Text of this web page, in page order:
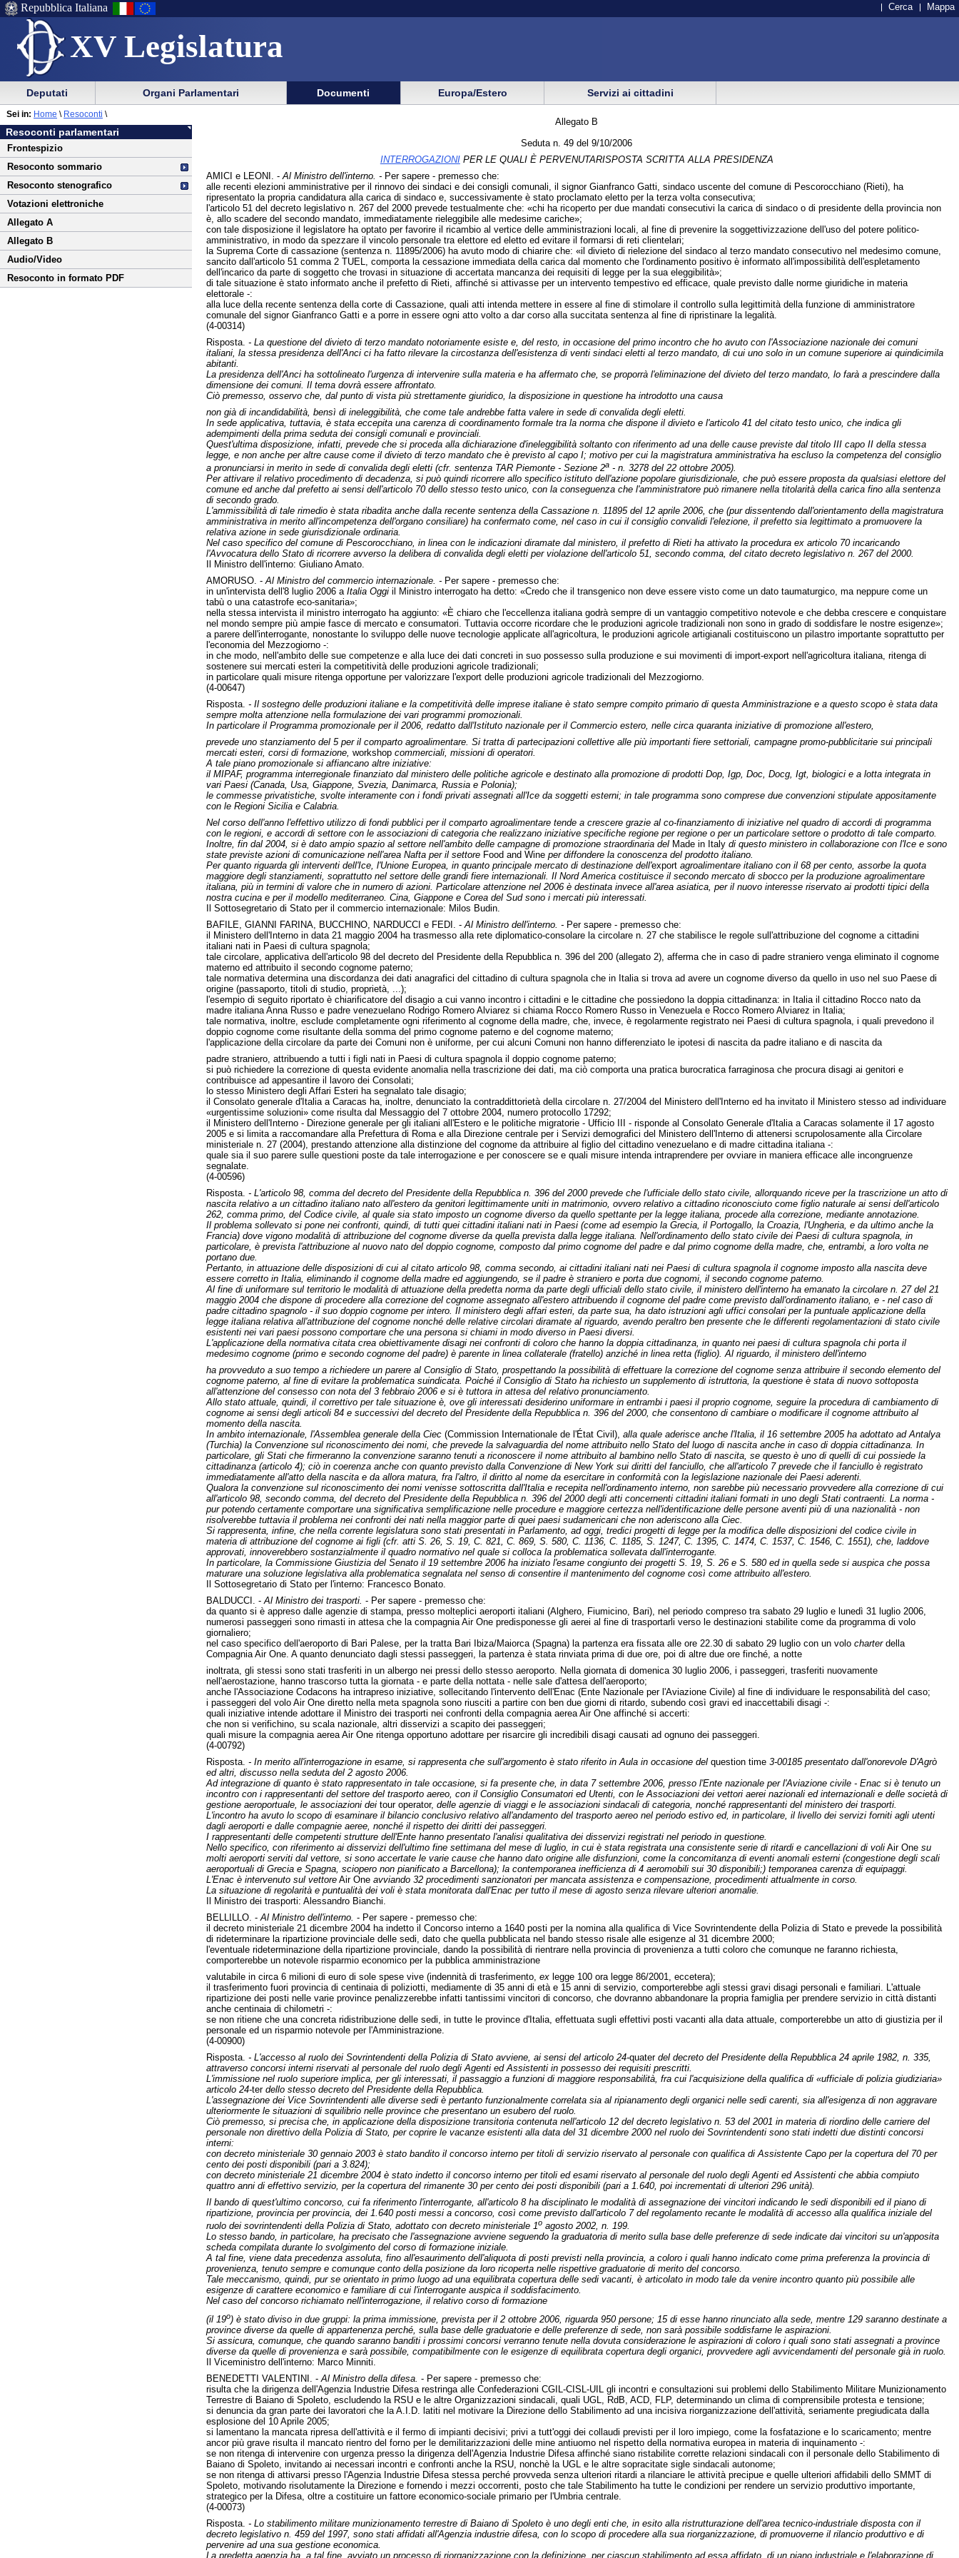
XV Legislatura
Menu
di
ausilio
alla
navigazione
Menu
di
navigazione
principale
Repubblica Italiana Cerca Mappa
Menu
di
navigazione
principale
menu
di
sezione
Deputati Organi Parlamentari Documenti Europa/Estero Servizi ai cittadini
Vai
al
contenuto
Resoconti parlamentari
Frontespizio
Resoconto sommario
Resoconto stenografico
Votazioni elettroniche
Allegato A
Allegato B
Audio/Video
Resoconto in formato PDF
Sei in: Home \ Resoconti \
Allegato B
Seduta n. 49 del 9/10/2006
INTERROGAZIONIPER LE QUALI È PERVENUTARISPOSTA SCRITTA ALLA PRESIDENZA
AMICI e LEONI. - Al Ministro dell'interno. -Per sapere - premesso che:
alle recenti elezioni amministrative per il rinnovo dei sindaci e dei consigli comunali, il signor Gianfranco Gatti, sindaco uscente del comune di Pescorocchiano (Rieti), ha
ripresentato la propria candidatura alla carica di sindaco e, successivamente è stato proclamato eletto per la terza volta consecutiva;
l'articolo 51 del decreto legislativo n. 267 del 2000 prevede testualmente che: «chi ha ricoperto per due mandati consecutivi la carica di sindaco o di presidente della provincia non
è, allo scadere del secondo mandato, immediatamente rieleggibile alle medesime cariche»;
con tale disposizione il legislatore ha optato per favorire il ricambio al vertice delle amministrazioni locali, al fine di prevenire la soggettivizzazione dell'uso del potere politico-
amministrativo, in modo da spezzare il vincolo personale tra elettore ed eletto ed evitare il formarsi di reti clientelari;
la Suprema Corte di cassazione (sentenza n. 11895/2006) ha avuto modo di chiarire che: «il divieto di rielezione del sindaco al terzo mandato consecutivo nel medesimo comune,
sancito dall'articolo 51 comma 2 TUEL, comporta la cessazione immediata della carica dal momento che l'ordinamento positivo è informato all'impossibilità dell'espletamento
dell'incarico da parte di soggetto che trovasi in situazione di accertata mancanza dei requisiti di legge per la sua eleggibilità»;
di tale situazione è stato informato anche il prefetto di Rieti, affinché si attivasse per un intervento tempestivo ed efficace, quale previsto dalle norme giuridiche in materia
elettorale -:
alla luce della recente sentenza della corte di Cassazione, quali atti intenda mettere in essere al fine di stimolare il controllo sulla legittimità della funzione di amministratore
comunale del signor Gianfranco Gatti e a porre in essere ogni atto volto a dar corso alla succitata sentenza al fine di ripristinare la legalità.
(4-00314)
Risposta. - La questione del divieto di terzo mandato notoriamente esiste e, del resto, in occasione del primo incontro che ho avuto con l'Associazione nazionale dei comuni
italiani, la stessa presidenza dell'Anci ci ha fatto rilevare la circostanza dell'esistenza di venti sindaci eletti al terzo mandato, di cui uno solo in un comune superiore ai quindicimila
abitanti.
La presidenza dell'Anci ha sottolineato l'urgenza di intervenire sulla materia e ha affermato che, se proporrà l'eliminazione del divieto del terzo mandato, lo farà a prescindere dalla
dimensione dei comuni. Il tema dovrà essere affrontato.
Ciò premesso, osservo che, dal punto di vista più strettamente giuridico, la disposizione in questione ha introdotto una causa
non già di incandidabilità, bensì di ineleggibilità, che come tale andrebbe fatta valere in sede di convalida degli eletti.
In sede applicativa, tuttavia, è stata eccepita una carenza di coordinamento formale tra la norma che dispone il divieto e l'articolo 41 del citato testo unico, che indica gli
adempimenti della prima seduta dei consigli comunali e provinciali.
Quest'ultima disposizione, infatti, prevede che si proceda alla dichiarazione d'ineleggibilità soltanto con riferimento ad una delle cause previste dal titolo III capo II della stessa
legge, e non anche per altre cause come il divieto di terzo mandato che è previsto al capo I; motivo per cui la magistratura amministrativa ha escluso la competenza del consiglio
a pronunciarsi in merito in sede di convalida degli eletti (cfr. sentenza TAR Piemonte - Sezione 2a- n. 3278 del 22 ottobre 2005).
Per attivare il relativo procedimento di decadenza, si può quindi ricorrere allo specifico istituto dell'azione popolare giurisdizionale, che può essere proposta da qualsiasi elettore del
comune ed anche dal prefetto ai sensi dell'articolo 70 dello stesso testo unico, con la conseguenza che l'amministratore può rimanere nella titolarità della carica fino alla sentenza
di secondo grado.
L'ammissibilità di tale rimedio è stata ribadita anche dalla recente sentenza della Cassazione n. 11895 del 12 aprile 2006, che (pur dissentendo dall'orientamento della magistratura
amministrativa in merito all'incompetenza dell'organo consiliare) ha confermato come, nel caso in cui il consiglio convalidi l'elezione, il prefetto sia legittimato a promuovere la
relativa azione in sede giurisdizionale ordinaria.
Nel caso specifico del comune di Pescorocchiano, in linea con le indicazioni diramate dal ministero, il prefetto di Rieti ha attivato la procedura ex articolo 70 incaricando
l'Avvocatura dello Stato di ricorrere avverso la delibera di convalida degli eletti per violazione dell'articolo 51, secondo comma, del citato decreto legislativo n. 267 del 2000.
Il Ministro dell'interno: Giuliano Amato.
AMORUSO. - Al Ministro del commercio internazionale. -Per sapere - premesso che:
in un'intervista dell'8 luglio 2006 a Italia Oggiil Ministro interrogato ha detto: «Credo che il transgenico non deve essere visto come un dato taumaturgico, ma neppure come un
tabù o una catastrofe eco-sanitaria»;
nella stessa intervista il ministro interrogato ha aggiunto: «È chiaro che l'eccellenza italiana godrà sempre di un vantaggio competitivo notevole e che debba crescere e conquistare
nel mondo sempre più ampie fasce di mercato e consumatori. Tuttavia occorre ricordare che le produzioni agricole tradizionali non sono in grado di soddisfare le nostre esigenze»;
a parere dell'interrogante, nonostante lo sviluppo delle nuove tecnologie applicate all'agricoltura, le produzioni agricole artigianali costituiscono un pilastro importante soprattutto per
l'economia del Mezzogiorno -:
in che modo, nell'ambito delle sue competenze e alla luce dei dati concreti in suo possesso sulla produzione e sui movimenti di import-export nell'agricoltura italiana, ritenga di
sostenere sui mercati esteri la competitività delle produzioni agricole tradizionali;
in particolare quali misure ritenga opportune per valorizzare l'export delle produzioni agricole tradizionali del Mezzogiorno.
(4-00647)
Risposta. - Il sostegno delle produzioni italiane e la competitività delle imprese italiane è stato sempre compito primario di questa Amministrazione e a questo scopo è stata data
sempre molta attenzione nella formulazione dei vari programmi promozionali.
In particolare il Programma promozionale per il 2006, redatto dall'Istituto nazionale per il Commercio estero, nelle circa quaranta iniziative di promozione all'estero,
prevede uno stanziamento del 5 per il comparto agroalimentare. Si tratta di partecipazioni collettive alle più importanti fiere settoriali, campagne promo-pubblicitarie sui principali
mercati esteri, corsi di formazione, workshop commerciali, missioni di operatori.
A tale piano promozionale si affiancano altre iniziative:
il MIPAF, programma interregionale finanziato dal ministero delle politiche agricole e destinato alla promozione di prodotti Dop, Igp, Doc, Docg, Igt, biologici e a lotta integrata in
vari Paesi (Canada, Usa, Giappone, Svezia, Danimarca, Russia e Polonia);
le commesse privatistiche, svolte interamente con i fondi privati assegnati all'Ice da soggetti esterni; in tale programma sono comprese due convenzioni stipulate appositamente
con le Regioni Sicilia e Calabria.
Nel corso dell'anno l'effettivo utilizzo di fondi pubblici per il comparto agroalimentare tende a crescere grazie al co-finanziamento di iniziative nel quadro di accordi di programma
con le regioni, e accordi di settore con le associazioni di categoria che realizzano iniziative specifiche regione per regione o per un particolare settore o prodotto di tale comparto.
Inoltre, fin dal 2004, si è dato ampio spazio al settore nell'ambito delle campagne di promozione straordinaria delMade in Italy di questo ministero in collaborazione con l'Ice e sono
state previste azioni di comunicazione nell'area Nafta per il settoreFood and Wine per diffondere la conoscenza del prodotto italiano.
Per quanto riguarda gli interventi dell'Ice, l'Unione Europea, in quanto principale mercato di destinazione dell'export agroalimentare italiano con il 68 per cento, assorbe la quota
maggiore degli stanziamenti, soprattutto nel settore delle grandi fiere internazionali. Il Nord America costituisce il secondo mercato di sbocco per la produzione agroalimentare
italiana, più in termini di valore che in numero di azioni. Particolare attenzione nel 2006 è destinata invece all'area asiatica, per il nuovo interesse riservato ai prodotti tipici della
nostra cucina e per il modello mediterraneo. Cina, Giappone e Corea del Sud sono i mercati più interessati.
Il Sottosegretario di Stato per il commercio internazionale: Milos Budin.
BAFILE, GIANNI FARINA, BUCCHINO, NARDUCCI e FEDI. - Al Ministro dell'interno. -Per sapere - premesso che:
il Ministero dell'Interno in data 21 maggio 2004 ha trasmesso alla rete diplomatico-consolare la circolare n. 27 che stabilisce le regole sull'attribuzione del cognome a cittadini
italiani nati in Paesi di cultura spagnola;
tale circolare, applicativa dell'articolo 98 del decreto del Presidente della Repubblica n. 396 del 200 (allegato 2), afferma che in caso di padre straniero venga eliminato il cognome
materno ed attribuito il secondo cognome paterno;
tale normativa determina una discordanza dei dati anagrafici del cittadino di cultura spagnola che in Italia si trova ad avere un cognome diverso da quello in uso nel suo Paese di
origine (passaporto, titoli di studio, proprietà, ...);
l'esempio di seguito riportato è chiarificatore del disagio a cui vanno incontro i cittadini e le cittadine che possiedono la doppia cittadinanza: in Italia il cittadino Rocco nato da
madre italiana Anna Russo e padre venezuelano Rodrigo Romero Alviarez si chiama Rocco Romero Russo in Venezuela e Rocco Romero Alviarez in Italia;
tale normativa, inoltre, esclude completamente ogni riferimento al cognome della madre, che, invece, è regolarmente registrato nei Paesi di cultura spagnola, i quali prevedono il
doppio cognome come risultante della somma del primo cognome paterno e del cognome materno;
l'applicazione della circolare da parte dei Comuni non è uniforme, per cui alcuni Comuni non hanno differenziato le ipotesi di nascita da padre italiano e di nascita da
padre straniero, attribuendo a tutti i figli nati in Paesi di cultura spagnola il doppio cognome paterno;
si può richiedere la correzione di questa evidente anomalia nella trascrizione dei dati, ma ciò comporta una pratica burocratica farraginosa che procura disagi ai genitori e
contribuisce ad appesantire il lavoro dei Consolati;
lo stesso Ministero degli Affari Esteri ha segnalato tale disagio;
il Consolato generale d'Italia a Caracas ha, inoltre, denunciato la contraddittorietà della circolare n. 27/2004 del Ministero dell'Interno ed ha invitato il Ministero stesso ad individuare
«urgentissime soluzioni» come risulta dal Messaggio del 7 ottobre 2004, numero protocollo 17292;
il Ministero dell'Interno - Direzione generale per gli italiani all'Estero e le politiche migratorie - Ufficio III - risponde al Consolato Generale d'Italia a Caracas solamente il 17 agosto
2005 e si limita a raccomandare alla Prefettura di Roma e alla Direzione centrale per i Servizi demografici del Ministero dell'Interno di attenersi scrupolosamente alla Circolare
ministeriale n. 27 (2004), prestando attenzione alla distinzione del cognome da attribuire al figlio del cittadino venezuelano e di madre cittadina italiana -:
quale sia il suo parere sulle questioni poste da tale interrogazione e per conoscere se e quali misure intenda intraprendere per ovviare in maniera efficace alle incongruenze
segnalate.
(4-00596)
Risposta. - L'articolo 98, comma del decreto del Presidente della Repubblica n. 396 del 2000 prevede che l'ufficiale dello stato civile, allorquando riceve per la trascrizione un atto di
nascita relativo a un cittadino italiano nato all'estero da genitori legittimamente uniti in matrimonio, ovvero relativo a cittadino riconosciuto come figlio naturale ai sensi dell'articolo
262, comma primo, del Codice civile, al quale sia stato imposto un cognome diverso da quello spettante per la legge italiana, procede alla correzione, mediante annotazione.
Il problema sollevato si pone nei confronti, quindi, di tutti quei cittadini italiani nati in Paesi (come ad esempio la Grecia, il Portogallo, la Croazia, l'Ungheria, e da ultimo anche la
Francia) dove vigono modalità di attribuzione del cognome diverse da quella prevista dalla legge italiana. Nell'ordinamento dello stato civile dei Paesi di cultura spagnola, in
particolare, è prevista l'attribuzione al nuovo nato del doppio cognome, composto dal primo cognome del padre e dal primo cognome della madre, che, entrambi, a loro volta ne
portano due.
Pertanto, in attuazione delle disposizioni di cui al citato articolo 98, comma secondo, ai cittadini italiani nati nei Paesi di cultura spagnola il cognome imposto alla nascita deve
essere corretto in Italia, eliminando il cognome della madre ed aggiungendo, se il padre è straniero e porta due cognomi, il secondo cognome paterno.
Al fine di uniformare sul territorio le modalità di attuazione della predetta norma da parte degli ufficiali dello stato civile, il ministero dell'interno ha emanato la circolare n. 27 del 21
maggio 2004 che dispone di procedere alla correzione del cognome assegnato all'estero attribuendo il cognome del padre come previsto dall'ordinamento italiano, e - nel caso di
padre cittadino spagnolo - il suo doppio cognome per intero. Il ministero degli affari esteri, da parte sua, ha dato istruzioni agli uffici consolari per la puntuale applicazione della
legge italiana relativa all'attribuzione del cognome nonché delle relative circolari diramate al riguardo, avendo peraltro ben presente che le differenti regolamentazioni di stato civile
esistenti nei vari paesi possono comportare che una persona si chiami in modo diverso in Paesi diversi.
L'applicazione della normativa citata crea obiettivamente disagi nei confronti di coloro che hanno la doppia cittadinanza, in quanto nei paesi di cultura spagnola chi porta il
medesimo cognome (primo e secondo cognome del padre) è parente in linea collaterale (fratello) anziché in linea retta (figlio). Al riguardo, il ministero dell'interno
ha provveduto a suo tempo a richiedere un parere al Consiglio di Stato, prospettando la possibilità di effettuare la correzione del cognome senza attribuire il secondo elemento del
cognome paterno, al fine di evitare la problematica suindicata. Poiché il Consiglio di Stato ha richiesto un supplemento di istruttoria, la questione è stata di nuovo sottoposta
all'attenzione del consesso con nota del 3 febbraio 2006 e si è tuttora in attesa del relativo pronunciamento.
Allo stato attuale, quindi, il correttivo per tale situazione è, ove gli interessati desiderino uniformare in entrambi i paesi il proprio cognome, seguire la procedura di cambiamento di
cognome ai sensi degli articoli 84 e successivi del decreto del Presidente della Repubblica n. 396 del 2000, che consentono di cambiare o modificare il cognome attribuito al
momento della nascita.
In ambito internazionale, l'Assemblea generale della Ciec(Commission Internationale de l'État Civil), alla quale aderisce anche l'Italia, il 16 settembre 2005 ha adottato ad Antalya
(Turchia) la Convenzione sul riconoscimento dei nomi, che prevede la salvaguardia del nome attribuito nello Stato del luogo di nascita anche in caso di doppia cittadinanza. In
particolare, gli Stati che firmeranno la convenzione saranno tenuti a riconoscere il nome attribuito al bambino nello Stato di nascita, se questo è uno di quelli di cui possiede la
cittadinanza (articolo 4); ciò in coerenza anche con quanto previsto dalla Convenzione di New York sui diritti del fanciullo, che all'articolo 7 prevede che il fanciullo è registrato
immediatamente all'atto della nascita e da allora matura, fra l'altro, il diritto al nome da esercitare in conformità con la legislazione nazionale dei Paesi aderenti.
Qualora la convenzione sul riconoscimento dei nomi venisse sottoscritta dall'Italia e recepita nell'ordinamento interno, non sarebbe più necessario provvedere alla correzione di cui
all'articolo 98, secondo comma, del decreto del Presidente della Repubblica n. 396 del 2000 degli atti concernenti cittadini italiani formati in uno degli Stati contraenti. La norma -
pur potendo certamente comportare una significativa semplificazione nelle procedure e maggiore certezza nell'identificazione delle persone aventi più di una nazionalità - non
risolverebbe tuttavia il problema nei confronti dei nati nella maggior parte di quei paesi sudamericani che non aderiscono alla Ciec.
Si rappresenta, infine, che nella corrente legislatura sono stati presentati in Parlamento, ad oggi, tredici progetti di legge per la modifica delle disposizioni del codice civile in
materia di attribuzione del cognome ai figli (cfr. atti S. 26, S. 19, C. 821, C. 869, S. 580, C. 1136, C. 1185, S. 1247, C. 1395, C. 1474, C. 1537, C. 1546, C. 1551), che, laddove
approvati, innoverebbero sostanzialmente il quadro normativo nel quale si colloca la problematica sollevata dall'interrogante.
In particolare, la Commissione Giustizia del Senato il 19 settembre 2006 ha iniziato l'esame congiunto dei progetti S. 19, S. 26 e S. 580 ed in quella sede si auspica che possa
maturare una soluzione legislativa alla problematica segnalata nel senso di consentire il mantenimento del cognome così come attribuito all'estero.
Il Sottosegretario di Stato per l'interno: Francesco Bonato.
BALDUCCI. - Al Ministro dei trasporti. - Per sapere - premesso che:
da quanto si è appreso dalle agenzie di stampa, presso molteplici aeroporti italiani (Alghero, Fiumicino, Bari), nel periodo compreso tra sabato 29 luglio e lunedì 31 luglio 2006,
numerosi passeggeri sono rimasti in attesa che la compagnia Air One predisponesse gli aerei al fine di trasportarli verso le destinazioni stabilite come da programma di volo
giornaliero;
nel caso specifico dell'aeroporto di Bari Palese, per la tratta Bari Ibiza/Maiorca (Spagna) la partenza era fissata alle ore 22.30 di sabato 29 luglio con un volo charterdella
Compagnia Air One. A quanto denunciato dagli stessi passeggeri, la partenza è stata rinviata prima di due ore, poi di altre due ore finché, a notte
inoltrata, gli stessi sono stati trasferiti in un albergo nei pressi dello stesso aeroporto. Nella giornata di domenica 30 luglio 2006, i passeggeri, trasferiti nuovamente
nell'aerostazione, hanno trascorso tutta la giornata - e parte della nottata - nelle sale d'attesa dell'aeroporto;
anche l'Associazione Codacons ha intrapreso iniziative, sollecitando l'intervento dell'Enac (Ente Nazionale per l'Aviazione Civile) al fine di individuare le responsabilità del caso;
i passeggeri del volo Air One diretto nella meta spagnola sono riusciti a partire con ben due giorni di ritardo, subendo così gravi ed inaccettabili disagi -:
quali iniziative intende adottare il Ministro dei trasporti nei confronti della compagnia aerea Air One affinché si accerti:
che non si verifichino, su scala nazionale, altri disservizi a scapito dei passeggeri;
quali misure la compagnia aerea Air One ritenga opportuno adottare per risarcire gli incredibili disagi causati ad ognuno dei passeggeri.
(4-00792)
Risposta. - In merito all'interrogazione in esame, si rappresenta che sull'argomento è stato riferito in Aula in occasione delquestion time 3-00185 presentato dall'onorevole D'Agrò
ed altri, discusso nella seduta del 2 agosto 2006.
Ad integrazione di quanto è stato rappresentato in tale occasione, si fa presente che, in data 7 settembre 2006, presso l'Ente nazionale per l'Aviazione civile - Enac si è tenuto un
incontro con i rappresentanti del settore del trasporto aereo, con il Consiglio Consumatori ed Utenti, con le Associazioni dei vettori aerei nazionali ed internazionali e delle società di
gestione aeroportuale, le associazioni deitour operator, delle agenzie di viaggi e le associazioni sindacali di categoria, nonché rappresentanti del ministero dei trasporti.
L'incontro ha avuto lo scopo di esaminare il bilancio conclusivo relativo all'andamento del trasporto aereo nel periodo estivo ed, in particolare, il livello dei servizi forniti agli utenti
dagli aeroporti e dalle compagnie aeree, nonché il rispetto dei diritti dei passeggeri.
I rappresentanti delle competenti strutture dell'Ente hanno presentato l'analisi qualitativa dei disservizi registrati nel periodo in questione.
Nello specifico, con riferimento ai disservizi dell'ultimo fine settimana del mese di luglio, in cui è stata registrata una consistente serie di ritardi e cancellazioni di voliAir One su
molti aeroporti serviti dal vettore, si sono accertate le varie cause che hanno dato origine alle disfunzioni, come la concomitanza di eventi anomali esterni (congestione degli scali
aeroportuali di Grecia e Spagna, sciopero non pianificato a Barcellona); la contemporanea inefficienza di 4 aeromobili sui 30 disponibili;) temporanea carenza di equipaggi.
L'Enac è intervenuto sul vettoreAir One avviando 32 procedimenti sanzionatori per mancata assistenza e compensazione, procedimenti attualmente in corso.
La situazione di regolarità e puntualità dei voli è stata monitorata dall'Enac per tutto il mese di agosto senza rilevare ulteriori anomalie.
Il Ministro dei trasporti: Alessandro Bianchi.
BELLILLO. - Al Ministro dell'interno. - Per sapere - premesso che:
il decreto ministeriale 21 dicembre 2004 ha indetto il Concorso interno a 1640 posti per la nomina alla qualifica di Vice Sovrintendente della Polizia di Stato e prevede la possibilità
di rideterminare la ripartizione provinciale delle sedi, dato che quella pubblicata nel bando stesso risale alle esigenze al 31 dicembre 2000;
l'eventuale rideterminazione della ripartizione provinciale, dando la possibilità di rientrare nella provincia di provenienza a tutti coloro che comunque ne faranno richiesta,
comporterebbe un notevole risparmio economico per la pubblica amministrazione
valutabile in circa 6 milioni di euro di sole spese vive (indennità di trasferimento, exlegge 100 ora legge 86/2001, eccetera);
il trasferimento fuori provincia di centinaia di poliziotti, mediamente di 35 anni di età e 15 anni di servizio, comporterebbe agli stessi gravi disagi personali e familiari. L'attuale
ripartizione dei posti nelle varie province penalizzerebbe infatti tantissimi vincitori di concorso, che dovranno abbandonare la propria famiglia per prendere servizio in città distanti
anche centinaia di chilometri -:
se non ritiene che una concreta ridistribuzione delle sedi, in tutte le province d'Italia, effettuata sugli effettivi posti vacanti alla data attuale, comporterebbe un atto di giustizia per il
personale ed un risparmio notevole per l'Amministrazione.
(4-00900)
Risposta. - L'accesso al ruolo dei Sovrintendenti della Polizia di Stato avviene, ai sensi del articolo 24-quater del decreto del Presidente della Repubblica 24 aprile 1982, n. 335,
attraverso concorsi interni riservati al personale del ruolo degli Agenti ed Assistenti in possesso dei requisiti prescritti.
L'immissione nel ruolo superiore implica, per gli interessati, il passaggio a funzioni di maggiore responsabilità, fra cui l'acquisizione della qualifica di «ufficiale di polizia giudiziaria»
articolo 24-ter dello stesso decreto del Presidente della Repubblica.
L'assegnazione dei Vice Sovrintendenti alle diverse sedi è pertanto funzionalmente correlata sia al ripianamento degli organici nelle sedi carenti, sia all'esigenza di non aggravare
ulteriormente le situazioni di squilibrio nelle province che presentano un esubero del ruolo.
Ciò premesso, si precisa che, in applicazione della disposizione transitoria contenuta nell'articolo 12 del decreto legislativo n. 53 del 2001 in materia di riordino delle carriere del
personale non direttivo della Polizia di Stato, per coprire le vacanze esistenti alla data del 31 dicembre 2000 nel ruolo dei Sovrintendenti sono stati indetti due distinti concorsi
interni:
con decreto ministeriale 30 gennaio 2003 è stato bandito il concorso interno per titoli di servizio riservato al personale con qualifica di Assistente Capo per la copertura del 70 per
cento dei posti disponibili (pari a 3.824);
con decreto ministeriale 21 dicembre 2004 è stato indetto il concorso interno per titoli ed esami riservato al personale del ruolo degli Agenti ed Assistenti che abbia compiuto
quattro anni di effettivo servizio, per la copertura del rimanente 30 per cento dei posti disponibili (pari a 1.640, poi incrementati di ulteriori 296 unità).
Il bando di quest'ultimo concorso, cui fa riferimento l'interrogante, all'articolo 8 ha disciplinato le modalità di assegnazione dei vincitori indicando le sedi disponibili ed il piano di
ripartizione, provincia per provincia, dei 1.640 posti messi a concorso, così come previsto dall'articolo 7 del regolamento recante le modalità di accesso alla qualifica iniziale del
ruolo dei sovrintendenti della Polizia di Stato, adottato con decreto ministeriale 1oagosto 2002, n. 199.
Lo stesso bando, in particolare, ha precisato che l'assegnazione avviene seguendo la graduatoria di merito sulla base delle preferenze di sede indicate dai vincitori su un'apposita
scheda compilata durante lo svolgimento del corso di formazione iniziale.
A tal fine, viene data precedenza assoluta, fino all'esaurimento dell'aliquota di posti previsti nella provincia, a coloro i quali hanno indicato come prima preferenza la provincia di
provenienza, tenuto sempre e comunque conto della posizione da loro ricoperta nelle rispettive graduatorie di merito del concorso.
Tale meccanismo, quindi, pur se orientato in primo luogo ad una equilibrata copertura delle sedi vacanti, è articolato in modo tale da venire incontro quanto più possibile alle
esigenze di carattere economico e familiare di cui l'interrogante auspica il soddisfacimento.
Nel caso del concorso richiamato nell'interrogazione, il relativo corso di formazione
(il 19o) è stato diviso in due gruppi: la prima immissione, prevista per il 2 ottobre 2006, riguarda 950 persone; 15 di esse hanno rinunciato alla sede, mentre 129 saranno destinate a
province diverse da quelle di appartenenza perché, sulla base delle graduatorie e delle preferenze di sede, non sarà possibile soddisfarne le aspirazioni.
Si assicura, comunque, che quando saranno banditi i prossimi concorsi verranno tenute nella dovuta considerazione le aspirazioni di coloro i quali sono stati assegnati a province
diverse da quelle di provenienza e sarà possibile, compatibilmente con le esigenze di equilibrata copertura degli organici, provvedere agli avvicendamenti del personale già in ruolo.
Il Viceministro dell'interno: Marco Minniti.
BENEDETTI VALENTINI. -Al Ministro della difesa. - Per sapere - premesso che:
risulta che la dirigenza dell'Agenzia Industrie Difesa restringa alle Confederazioni CGIL-CISL-UIL gli incontri e consultazioni sui problemi dello Stabilimento Militare Munizionamento
Terrestre di Baiano di Spoleto, escludendo la RSU e le altre Organizzazioni sindacali, quali UGL, RdB, ACD, FLP, determinando un clima di comprensibile protesta e tensione;
si denuncia da gran parte dei lavoratori che la A.I.D. latiti nel motivare la Direzione dello Stabilimento ad una incisiva riorganizzazione dell'attività, seriamente pregiudicata dalla
esplosione del 10 Aprile 2005;
si lamentano la mancata ripresa dell'attività e il fermo di impianti decisivi; privi a tutt'oggi dei collaudi previsti per il loro impiego, come la fosfatazione e lo scaricamento; mentre
ancor più grave risulta il mancato rientro del forno per le demilitarizzazioni delle mine antiuomo nel rispetto della normativa europea in materia di inquinamento -:
se non ritenga di intervenire con urgenza presso la dirigenza dell'Agenzia Industrie Difesa affinché siano ristabilite corrette relazioni sindacali con il personale dello Stabilimento di
Baiano di Spoleto, invitando ai necessari incontri e confronti anche la RSU, nonchè la UGL e le altre sopracitate sigle sindacali autonome;
se non ritenga di attivarsi presso l'Agenzia Industrie Difesa stessa perché provveda senza ulteriori ritardi a rilanciare le attività precipue e quelle ulteriori affidabili dello SMMT di
Spoleto, motivando risolutamente la Direzione e fornendo i mezzi occorrenti, posto che tale Stabilimento ha tutte le condizioni per rendere un servizio produttivo importante,
strategico per la Difesa, oltre a costituire un fattore economico-sociale primario per l'Umbria centrale.
(4-00073)
Risposta. - Lo stabilimento militare munizionamento terrestre di Baiano di Spoleto è uno degli enti che, in esito alla ristrutturazione dell'area tecnico-industriale disposta con il
decreto legislativo n. 459 del 1997, sono stati affidati all'Agenzia industrie difesa, con lo scopo di procedere alla sua riorganizzazione, di promuoverne il rilancio produttivo e di
pervenire ad una sua gestione economica.
La predetta agenzia ha, a tal fine, avviato un processo di riorganizzazione con la definizione, per ciascun stabilimento ad essa affidato, di un piano industriale e l'elaborazione di